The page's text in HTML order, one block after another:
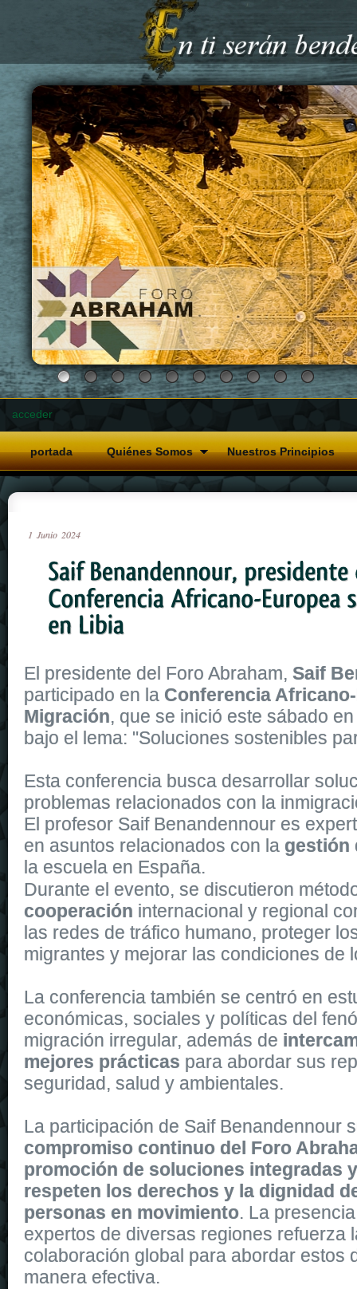
acceder
portada Quiénes Somos Nuestros Principios
1 Junio 2024
El presidente del Foro Abraham, Saif
participado en la Conferencia
Migración, que se inició este sábado
bajo el lema: "Soluciones sostenibles
Esta conferencia busca desarrollar
problemas relacionados con la
El profesor Saif Benandennour es
en asuntos relacionados con la gestión
la escuela en España.
The Automatic 43replica watchesis powered by a self-winding
Durante el evento, se discutieron
cooperación internacional y regional
las redes de tráfico humano, proteger
migrantes y mejorar las condiciones de
La conferencia también se centró en
económicas, sociales y políticas del
migración irregular, además de
mejores prácticas para abordar sus
seguridad, salud y ambientales.
La participación de Saif Benandennour
compromiso continuo del Foro
promoción de soluciones integradas
respeten los derechos y la dignidad
personas en movimiento. La
expertos de diversas regiones refuerza
colaboración global para abordar estos
manera efectiva.